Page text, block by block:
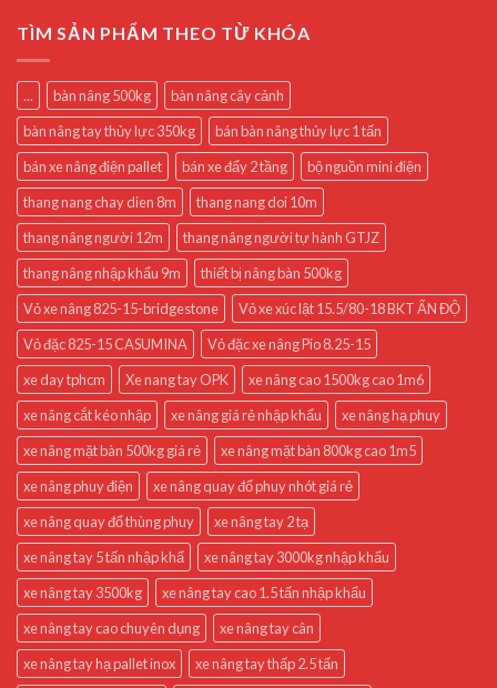
TÌM SẢN PHẨM THEO TỪ KHÓA
... bàn nâng 500kg
bàn nâng cây cảnh
bàn nâng tay thủy lực 350kg
bán bàn nâng thủy lực 1 tấn
bán xe nâng điện pallet
bán xe đẩy 2 tầng
bộ nguồn mini điện
thang nang chay dien 8m
thang nang doi 10m
thang nâng người 12m
thang nâng người tự hành GTJZ
thang nâng nhập khẩu 9m
thiết bị nâng bàn 500kg
Vỏ xe nâng 825-15-bridgestone
Vỏ xe xúc lật 15.5/80-18 BKT ẤN ĐỘ
Vỏ đặc 825-15 CASUMINA
Vỏ đặc xe nâng Pio 8.25-15
xe day tphcm
Xe nang tay OPK
xe nâng cao 1500kg cao 1m6
xe nâng cắt kéo nhập
xe nâng giá rẻ nhập khẩu
xe nâng hạ phuy
xe nâng mặt bàn 500kg giá rẻ
xe nâng mặt bàn 800kg cao 1m5
xe nâng phuy điện
xe nâng quay đổ phuy nhót giá rẻ
xe nâng quay đổ thùng phuy
xe nâng tay 2 tạ
xe nâng tay 5 tấn nhập khẩ
xe nâng tay 3000kg nhập khẩu
xe nâng tay 3500kg
xe nâng tay cao 1.5 tấn nhập khẩu
xe nâng tay cao chuyên dụng
xe nâng tay cân
xe nâng tay hạ pallet inox
xe nâng tay thấp 2.5 tấn